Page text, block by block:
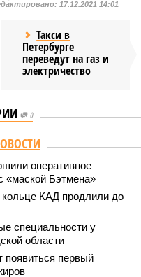
17.12.2021 14:01
Такси в
Петербурге
переведут на газ и
электричество
0
итоги
вузы
итоги вступительной